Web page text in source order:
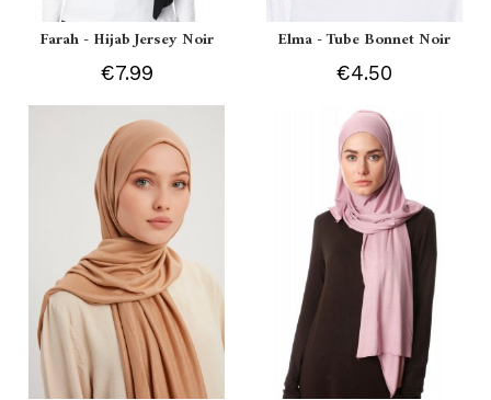
Farah - Hijab Jersey Noir
€7.99
Elma - Tube Bonnet Noir
€4.50